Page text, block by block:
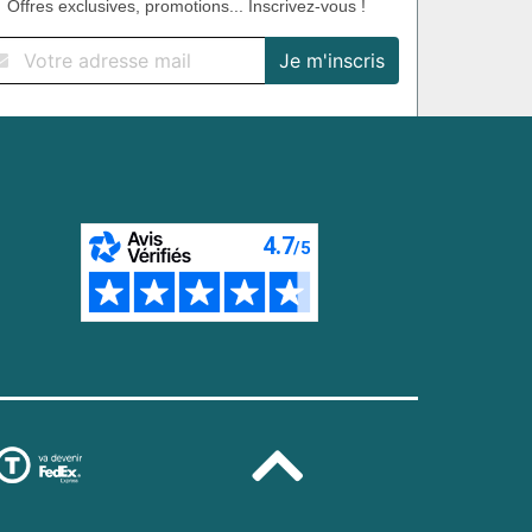
Offres exclusives, promotions... Inscrivez-vous !